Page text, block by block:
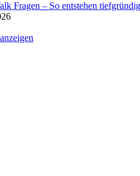
Fragen – So entstehen